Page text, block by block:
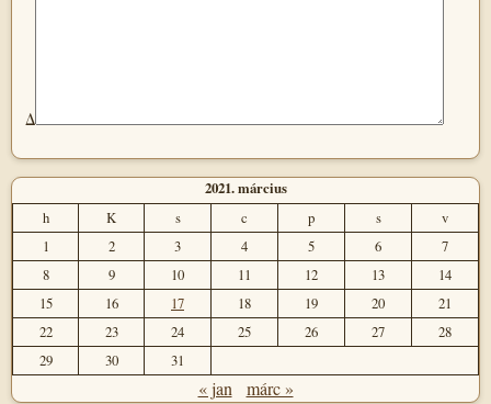
2021. március
h
K s c p s
v
1
2 3 4 5 6
7
8
9 10 11 12 13
14
15
16 17 18 19 20
21
22
23 24 25 26 27
28
29
30 31
« jan márc »
Δ